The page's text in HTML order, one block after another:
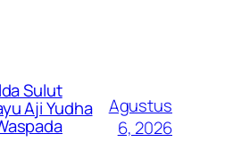
Sulut
Aji Yudha
Agustus
6, 2026